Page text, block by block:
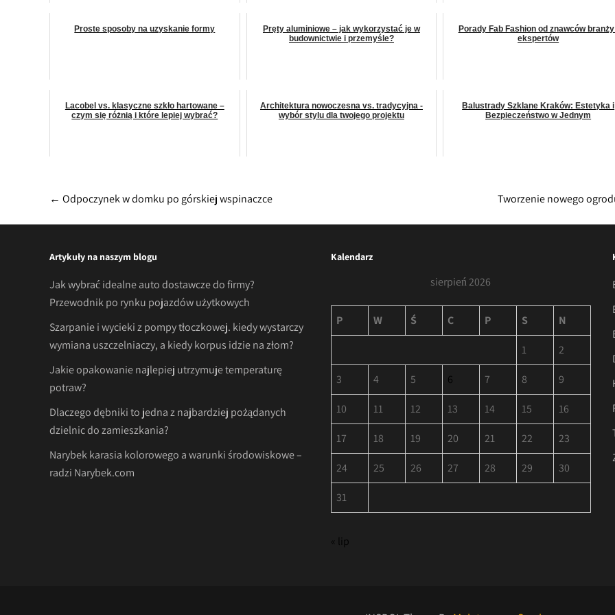
Proste sposoby na uzyskanie formy
Pręty aluminiowe – jak wykorzystać je w
budownictwie i przemyśle?
Porady Fab Fashion od znawców
ekspertów
Lacobel vs. klasyczne szkło hartowane –
czym się różnią i które lepiej wybrać?
Architektura nowoczesna vs. tradycyjna -
wybór stylu dla twojego projektu
Balustrady Szklane Kraków: Estetyka i
Bezpieczeństwo w Jednym
Post
navigation
← Odpoczynek w domku po górskiej wspinaczce Tworzenie nowego
Artykuły na naszym blogu
Jak wybrać idealne auto dostawcze do firmy?
Przewodnik po rynku pojazdów użytkowych
Szarpanie i wycieki z pompy tłoczkowej. kiedy wystarczy
wymiana uszczelniaczy, a kiedy korpus idzie na złom?
Jakie opakowanie najlepiej utrzymuje temperaturę
potraw?
Dlaczego dębniki to jedna z najbardziej pożądanych
dzielnic do zamieszkania?
Narybek karasia kolorowego a warunki środowiskowe –
radzi Narybek.com
Kalendarz
sierpień 2026
P W Ś C P S N
1 2
3 4 5 6 7 8 9
10 11 12 13 14 15 16
17 18 19 20 21 22 23
24 25 26 27 28 29 30
31
« lip